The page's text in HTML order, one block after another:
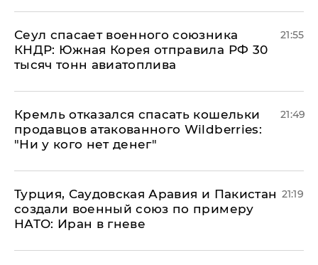
​Сеул спасает военного союзника
КНДР: Южная Корея отправила РФ 30
тысяч тонн авиатоплива
21:55
Кремль отказался спасать кошельки
продавцов атакованного Wildberries:
"Ни у кого нет денег"
21:49
Турция, Саудовская Аравия и Пакистан
создали военный союз по примеру
НАТО: Иран в гневе
21:19